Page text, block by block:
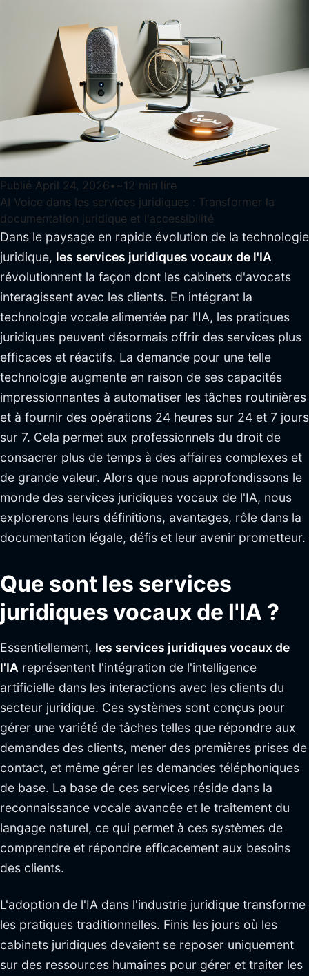
Publié April 24, 2026• ~12 min lire
AI Voice dans les services juridiques : Transformer la
documentation juridique et l'accessibilité
Dans le paysage en rapide évolution de la technologie
juridique, les services juridiques vocaux de l'IA
révolutionnent la façon dont les cabinets d'avocats
interagissent avec les clients. En intégrant la
technologie vocale alimentée par l'IA, les pratiques
juridiques peuvent désormais offrir des services plus
efficaces et réactifs. La demande pour une telle
technologie augmente en raison de ses capacités
impressionnantes à automatiser les tâches routinières
et à fournir des opérations 24 heures sur 24 et 7 jours
sur 7. Cela permet aux professionnels du droit de
consacrer plus de temps à des affaires complexes et
de grande valeur. Alors que nous approfondissons le
monde des services juridiques vocaux de l'IA, nous
explorerons leurs définitions, avantages, rôle dans la
documentation légale, défis et leur avenir prometteur.
Que sont les services
juridiques vocaux de l'IA ?
Essentiellement, les services juridiques vocaux de
l'IA représentent l'intégration de l'intelligence
artificielle dans les interactions avec les clients du
secteur juridique. Ces systèmes sont conçus pour
gérer une variété de tâches telles que répondre aux
demandes des clients, mener des premières prises de
contact, et même gérer les demandes téléphoniques
de base. La base de ces services réside dans la
reconnaissance vocale avancée et le traitement du
langage naturel, ce qui permet à ces systèmes de
comprendre et répondre efficacement aux besoins
des clients.
L'adoption de l'IA dans l'industrie juridique transforme
les pratiques traditionnelles. Finis les jours où les
cabinets juridiques devaient se reposer uniquement
sur des ressources humaines pour gérer et traiter les